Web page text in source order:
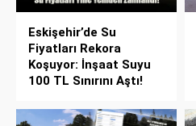
Eskişehir’de Su
Fiyatları Rekora
Koşuyor: İnşaat Suyu
100 TL Sınırını Aştı!